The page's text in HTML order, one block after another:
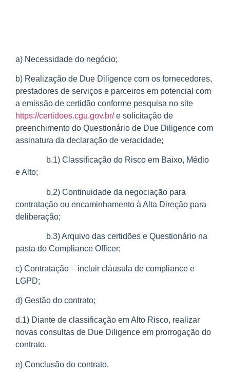
a) Necessidade do negócio;
b) Realização de Due Diligence com os fornecedores,
prestadores de serviços e parceiros em potencial com
a emissão de certidão conforme pesquisa no site
https://certidoes.cgu.gov.br/e solicitação de
preenchimento do Questionário de Due Diligence com
assinatura da declaração de veracidade;
b.1) Classificação do Risco em Baixo, Médio
e Alto;
b.2) Continuidade da negociação para
contratação ou encaminhamento à Alta Direção para
deliberação;
b.3) Arquivo das certidões e Questionário na
pasta do Compliance Officer;
c) Contratação – incluir cláusula de compliance e
LGPD;
d) Gestão do contrato;
d.1) Diante de classificação em Alto Risco, realizar
novas consultas de Due Diligence em prorrogação do
contrato.
e) Conclusão do contrato.